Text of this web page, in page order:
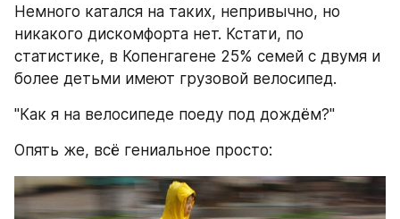
Немного катался на таких, непривычно, но
никакого дискомфорта нет. Кстати, по
статистике, в Копенгагене 25% семей с двумя и
более детьми имеют грузовой велосипед.
"Как я на велосипеде поеду под дождём?"
Опять же, всё гениальное просто: